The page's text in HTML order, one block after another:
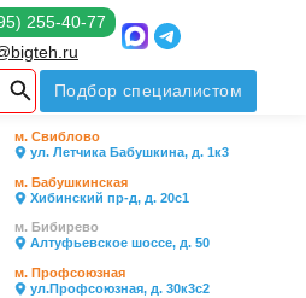
255-40-77
Подбор специалистом
м. Свиблово
ул. Летчика Бабушкина, д. 1к3
м. Бабушкинская
Хибинский пр-д, д. 20с1
м. Бибирево
Алтуфьевское шоссе, д. 50
м. Профсоюзная
ул.Профсоюзная, д. 30к3с2